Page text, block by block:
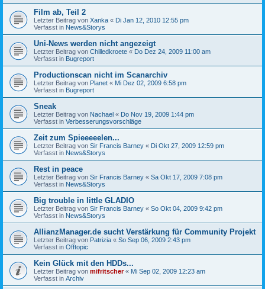
Film ab, Teil 2
Letzter Beitrag von Xanka « Di Jan 12, 2010 12:55 pm
Verfasst in News&Storys
Uni-News werden nicht angezeigt
Letzter Beitrag von Chilledkroete « Do Dez 24, 2009 11:00 am
Verfasst in Bugreport
Productionscan nicht im Scanarchiv
Letzter Beitrag von Planet « Mi Dez 02, 2009 6:58 pm
Verfasst in Bugreport
Sneak
Letzter Beitrag von Nachael « Do Nov 19, 2009 1:44 pm
Verfasst in Verbesserungsvorschläge
Zeit zum Spieeeeelen...
Letzter Beitrag von Sir Francis Barney « Di Okt 27, 2009 12:59 pm
Verfasst in News&Storys
Rest in peace
Letzter Beitrag von Sir Francis Barney « Sa Okt 17, 2009 7:08 pm
Verfasst in News&Storys
Big trouble in little GLADIO
Letzter Beitrag von Sir Francis Barney « So Okt 04, 2009 9:42 pm
Verfasst in News&Storys
AllianzManager.de sucht Verstärkung für Community Projekt
Letzter Beitrag von Patrizia « So Sep 06, 2009 2:43 pm
Verfasst in Offtopic
Kein Glück mit den HDDs...
Letzter Beitrag von mifritscher« Mi Sep 02, 2009 12:23 am
Verfasst in Archiv